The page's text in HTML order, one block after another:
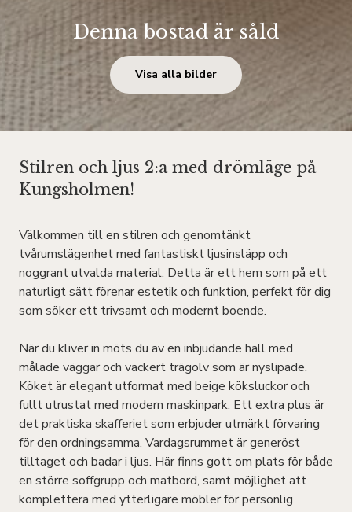
Denna bostad är såld
Visa alla bilder
Stilren och ljus 2:a med drömläge på
Kungsholmen!
Välkommen till en stilren och genomtänkt
tvårumslägenhet med fantastiskt ljusinsläpp och
noggrant utvalda material. Detta är ett hem som på ett
naturligt sätt förenar estetik och funktion, perfekt för dig
som söker ett trivsamt och modernt boende.
När du kliver in möts du av en inbjudande hall med
målade väggar och vackert trägolv som är nyslipade.
Köket är elegant utformat med beige köksluckor och
fullt utrustat med modern maskinpark. Ett extra plus är
det praktiska skafferiet som erbjuder utmärkt förvaring
för den ordningsamma. Vardagsrummet är generöst
tilltaget och badar i ljus. Här finns gott om plats för både
en större soffgrupp och matbord, samt möjlighet att
komplettera med ytterligare möbler för personlig